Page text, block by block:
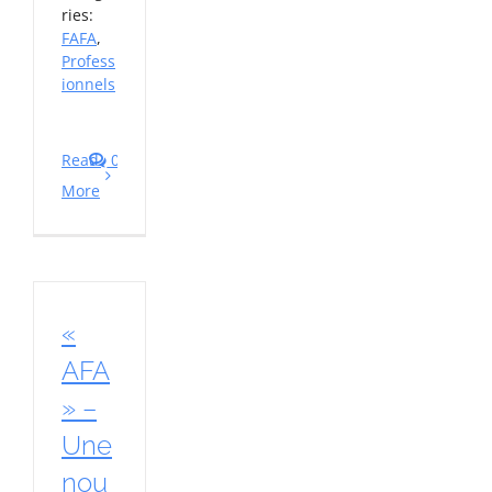
ries:
FAFA,
Profess
ionnels
Read
More
0
«
AFA
» –
Une
nou